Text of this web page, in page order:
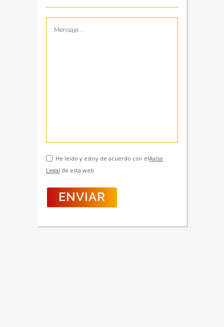
He leido y estoy de acuerdo con elAviso
Legal de esta web